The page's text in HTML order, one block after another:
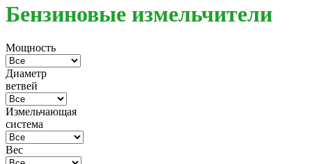
Бензиновые измельчители
Мощность
Диаметр
ветвей
Измельчающая
система
Вес